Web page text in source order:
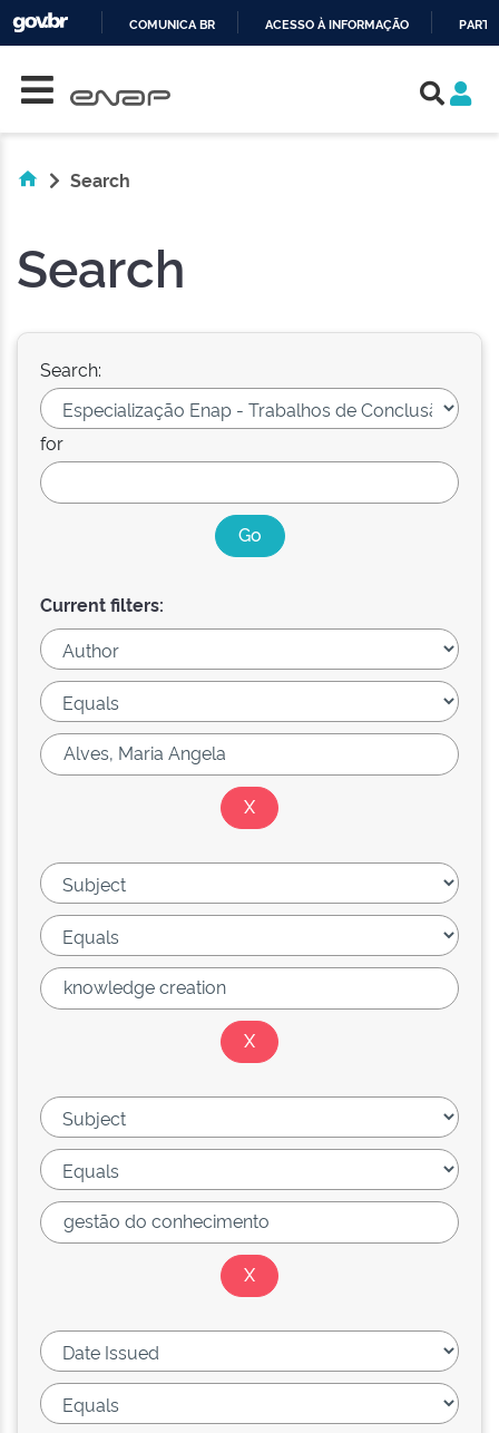
COMUNICA BR ACESSO À INFORMAÇÃO
Search
Search
Search:
for
Current filters: